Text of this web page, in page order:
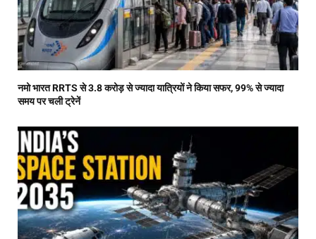
नमो भारत RRTS से 3.8 करोड़ से ज्यादा यात्रियों ने किया सफर, 99% से ज्यादा
समय पर चली ट्रेनें